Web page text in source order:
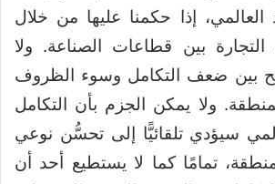
العالمي، إذا حكمنا عليها من خلال
بين قطاعات الصناعة. ولا
بين ضعف التكامل وسوء الظروف
ولا يمكن الجزم بأن التكامل
سيؤدي تلقائيًّا إلى تحسُّن نوعي
تمامًا كما لا يستطيع أحد أن